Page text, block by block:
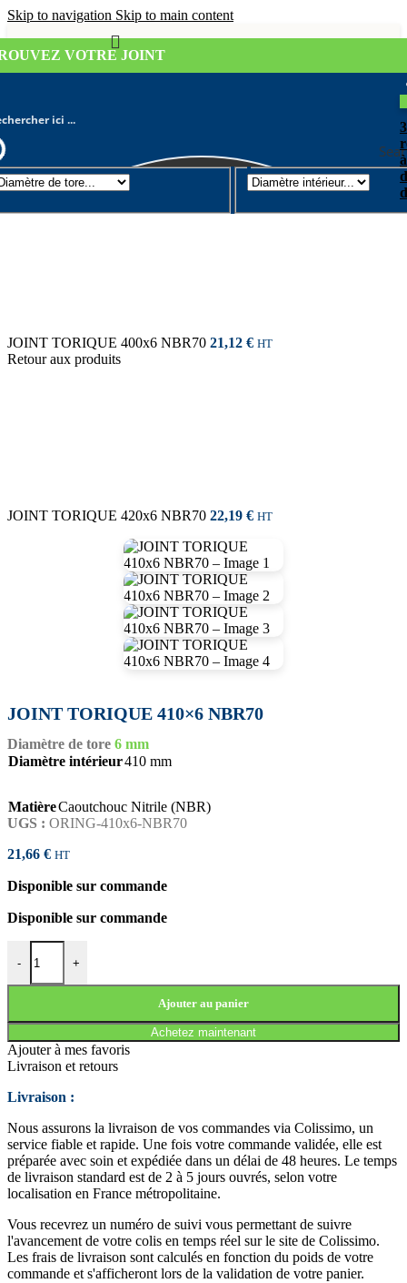
Skip to navigation Skip to main content
VOTRE JOINT
Joint torique/ Diamètre de tore 6mm
JOINT TORIQUE 400x6 NBR70 21,12 € HT
Retour aux produits
JOINT TORIQUE 420x6 NBR70 22,19 € HT
JOINT TORIQUE 410×6 NBR70
Diamètre de tore 6 mm
Diamètre intérieur410 mm
MatièreCaoutchouc Nitrile (NBR)
UGS : ORING-410x6-NBR70
21,66 € HT
Disponible sur commande
Disponible sur commande
-
quantité de JOINT TORIQUE 410x6 NBR70
+
Ajouter au panier
Achetez maintenant
Ajouter à mes favoris
Livraison et retours
Livraison :
Nous assurons la livraison de vos commandes via Colissimo, un
service fiable et rapide. Une fois votre commande validée, elle est
préparée avec soin et expédiée dans un délai de 48 heures. Le temps
de livraison standard est de 2 à 5 jours ouvrés, selon votre
localisation en France métropolitaine.
Vous recevrez un numéro de suivi vous permettant de suivre
l'avancement de votre colis en temps réel sur le site de Colissimo.
Les frais de livraison sont calculés en fonction du poids de votre
commande et s'afficheront lors de la validation de votre panier.